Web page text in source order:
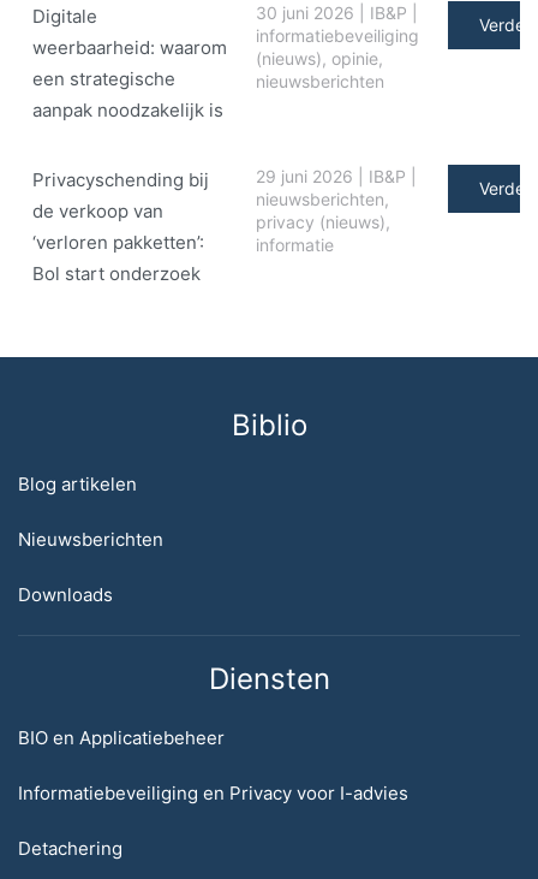
Digitale
weerbaarheid: waarom
een strategische
aanpak noodzakelijk is
30 juni 2026 IB&P
informatiebeveiliging
(nieuws), opinie,
nieuwsberichten
Verder
Privacyschending bij
de verkoop van
‘verloren pakketten’:
Bol start onderzoek
29 juni 2026 IB&P
nieuwsberichten,
privacy (nieuws),
informatie
Verder
Biblio
Blog artikelen
Nieuwsberichten
Downloads
Diensten
BIO en Applicatiebeheer
Informatiebeveiliging en Privacy voor I-advies
Detachering